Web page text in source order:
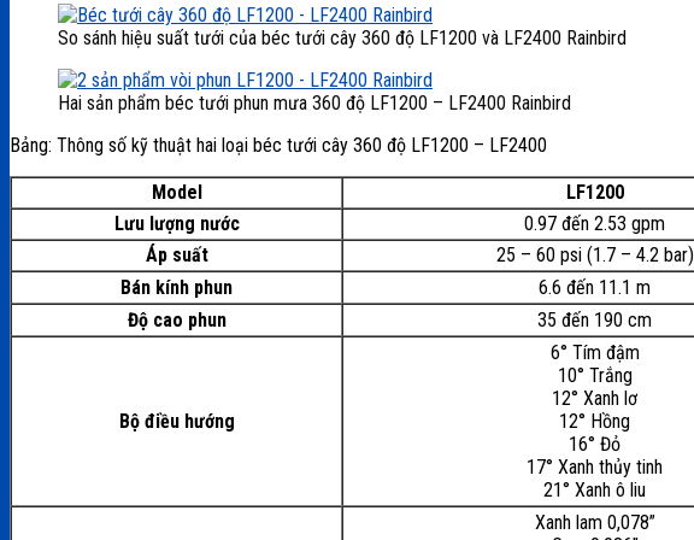
So sánh hiệu suất tưới của béc tưới cây 360 độ LF1200 và LF2400 Rainbird
Hai sản phẩm béc tưới phun mưa 360 độ LF1200 – LF2400 Rainbird
Bảng: Thông số kỹ thuật hai loại béc tưới cây 360 độ LF1200 – LF2400
Model LF1200
Lưu lượng nước
0.97 đến 2.53 gpm
Áp suất
25 – 60 psi (1.7 – 4.2 bar)
Bán kính phun
6.6 đến 11.1 m
Độ cao phun
35 đến 190 cm
Bộ điều hướng
6° Tím đậm
10° Trắng
12° Xanh lơ
12° Hồng
16° Đỏ
17° Xanh thủy tinh
21° Xanh ô liu
Xanh lam 0,078”